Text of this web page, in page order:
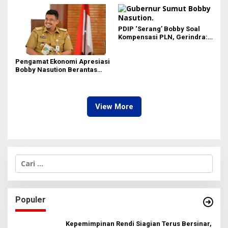
Pengamat Ekonomi Apresiasi
Bobby Nasution Berantas
PDIP ‘Serang’ Bobby Soal
Kompensasi PLN, Gerindra:
View More
C
i
u
n
t
Populer
Kepemimpinan Rendi Siagian Terus Bersinar,